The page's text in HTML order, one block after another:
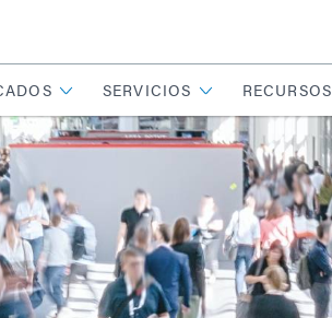
SERVICIOS RECURSOS